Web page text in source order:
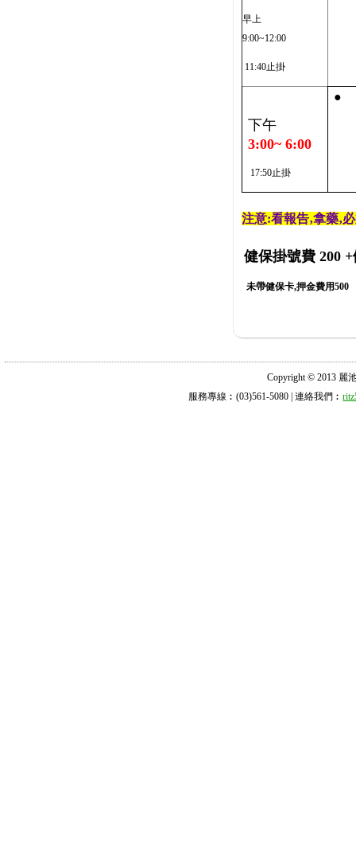
早上
9:00~12:00
11:40止掛
下午
3:00~ 6:00
17:50止掛
●
注意:看報告‚拿藥‚
健保掛號費 200 +
未帶健保卡,押金費用500
Copyright © 2013 麗
服務專線︰(03)561-5080 | 連絡我們︰